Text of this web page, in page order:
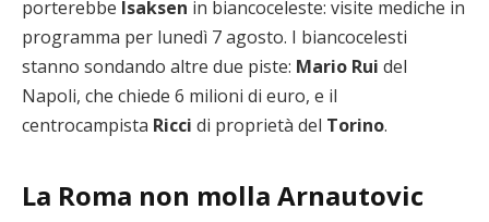
porterebbe Isaksen in biancoceleste: visite mediche in
programma per lunedì 7 agosto. I biancocelesti
stanno sondando altre due piste: Mario Rui del
Napoli, che chiede 6 milioni di euro, e il
centrocampista Ricci di proprietà del Torino.
La Roma non molla Arnautovic